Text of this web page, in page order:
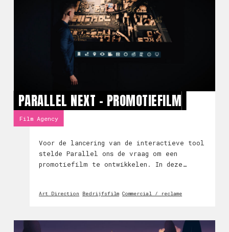
PARALLEL NEXT - PROMOTIEFILM
Film Agency
Voor de lancering van de interactieve tool
stelde Parallel ons de vraag om een
promotiefilm te ontwikkelen. In deze
zien.
Art Direction Bedrijfsfilm Commercial / reclame